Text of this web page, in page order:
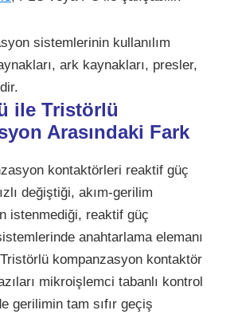
sistemlerinin kullanılım
ark kaynakları, presler,
ile Tristörlü
Arasındaki Fark
kontaktörleri reaktif güç
değiştiği, akım-gerilim
istenmediği, reaktif güç
anahtarlama elemanı
kompanzasyon kontaktör
mikroişlemci tabanlı kontrol
gerilimin tam sıfır geçiş